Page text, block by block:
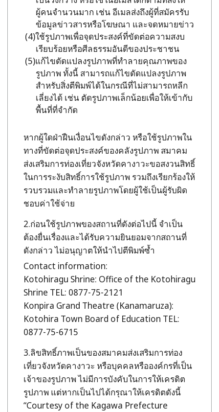
ผู้คนจำนวนมาก เช่น อีเมลส่งถึงผู้ที่สมัครรับ
ข้อมูลข่าวสารหรือโฆษณา และจดหมายข่าว
ใช้รูปภาพเพื่อจุดประสงค์ที่ขัดต่อความสงบ
เรียบร้อยหรือศีลธรรมอันดีของประชาชน
แก้ไขดัดแปลงรูปภาพที่ทำลายคุณภาพของ
รูปภาพ ทั้งนี้ สามารถแก้ไขดัดแปลงรูปภาพ
สำหรับสิ่งตีพิมพ์ได้ในกรณีที่ไม่สามารถหลีก
เลี่ยงได้ เช่น ตัดรูปภาพเล็กน้อยเพื่อให้เข้ากับ
พื้นที่ที่จำกัด
หากผู้ใดฝ่าฝืนเงื่อนไขดังกล่าว หรือใช้รูปภาพใน
ทางที่ขัดต่อจุดประสงค์ของคลังรูปภาพ สมาคม
ส่งเสริมการท่องเที่ยวจังหวัดคางาวะขอสงวนสิทธิ์
ในการระงับสิทธิ์การใช้รูปภาพ รวมถึงเรียกร้องให้
รวบรวมและทำลายรูปภาพโดยผู้ใช้เป็นผู้รับผิด
ชอบค่าใช้จ่าย
ก่อนใช้รูปภาพของสถานที่ดังต่อไปนี้ จำเป็น
ต้องยื่นเรื่องและได้รับความยินยอมจากสถานที่
ดังกล่าว ไม่อนุญาตให้นำไปตีพิมพ์ซ้ำ
Contact information:
Kotohiragu Shrine: Office of the Kotohiragu
Shrine TEL: 0877-75-2121
Konpira Grand Theatre (Kanamaruza):
Kotohira Town Board of Education TEL:
0877-75-6715
ลิขสิทธิ์ภาพเป็นของสมาคมส่งเสริมการท่อง
เที่ยวจังหวัดคางาวะ หรือบุคคลหรือองค์กรที่เป็น
เจ้าของรูปภาพ ไม่มีการบังคับในการให้เครดิต
รูปภาพ แต่หากเป็นไปได้กรุณาให้เครดิตดังนี้
“Courtesy of the Kagawa Prefecture